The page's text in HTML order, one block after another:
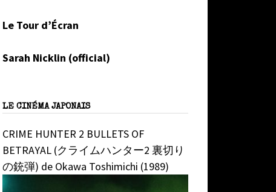
Le Tour d’Écran
Sarah Nicklin (official)
LE CINÉMA JAPONAIS
CRIME HUNTER 2 BULLETS OF
BETRAYAL (クライムハンター2 裏切り
の銃弾) de Okawa Toshimichi (1989)